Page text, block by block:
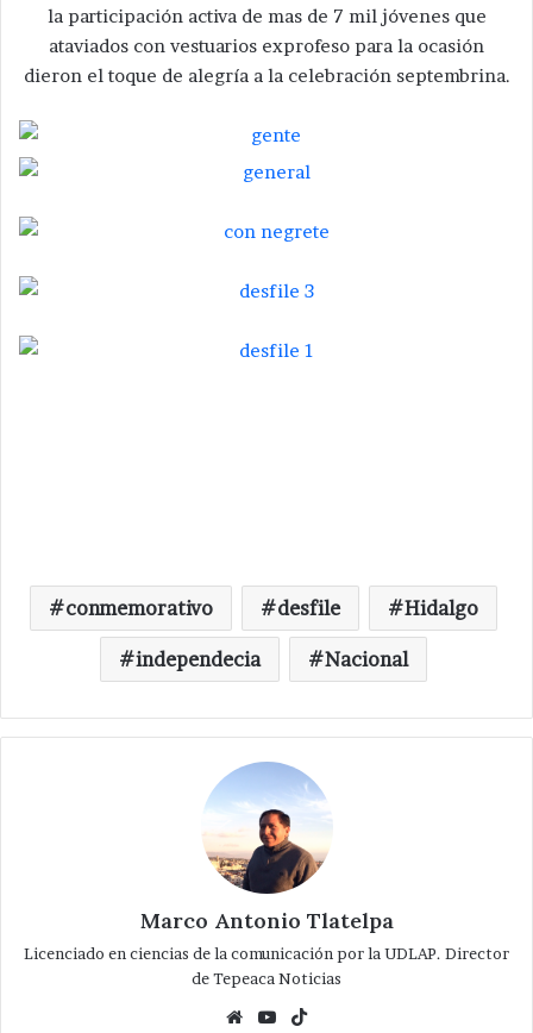
la participación activa de mas de 7 mil jóvenes que
ataviados con vestuarios exprofeso para la ocasión
dieron el toque de alegría a la celebración septembrina.
conmemorativo desfile Hidalgo
independecia Nacional
Marco Antonio Tlatelpa
Licenciado en ciencias de la comunicación por la UDLAP. Director
de Tepeaca Noticias
WebsiteYouTube